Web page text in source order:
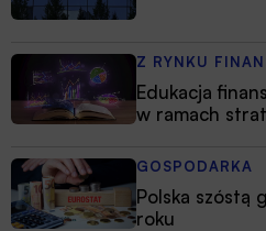
Z RYNKU
Edukacja
w ramach
GOSPODARKA
Polska szóstą
roku